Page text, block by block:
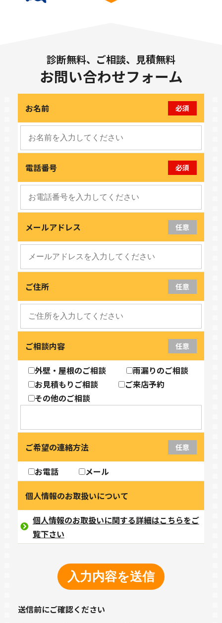
診断無料、ご相談、見積無料
お問い合わせフォーム
お名前 必須
電話番号 必須
メールアドレス 任意
ご住所 任意
ご相談内容 任意
外壁・屋根のご相談
雨漏りのご相談
お見積もりご相談
ご来店予約
その他のご相談
ご希望の連絡方法 任意
お電話 メール
個人情報のお取扱いについて
個人情報のお取扱いに関する詳細はこちらをご
覧下さい
送信前にご確認ください